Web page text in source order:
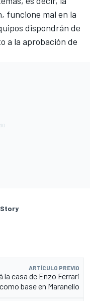
funcione mal en la
dispondrán de
a la aprobación de
Story
ARTÍCULO PREVIO
la casa de Enzo Ferrari
como base en Maranello